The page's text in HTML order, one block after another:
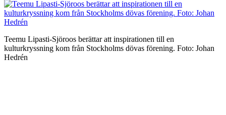
Teemu Lipasti-Sjöroos berättar att inspirationen till en
kulturkryssning kom från Stockholms dövas förening. Foto: Johan
Hedrén